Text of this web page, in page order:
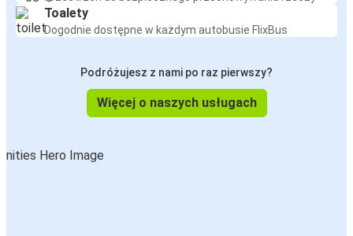
Toalety
Dogodnie dostępne w każdym autobusie FlixBus
Podróżujesz z nami po raz pierwszy?
Więcej o naszych usługach